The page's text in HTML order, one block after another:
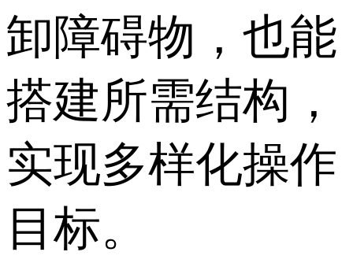
卸障碍物，也能
搭建所需结构，
实现多样化操作
目标。